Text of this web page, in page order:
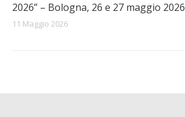
2026” – Bologna, 26 e 27 maggio 2026
11 Maggio 2026